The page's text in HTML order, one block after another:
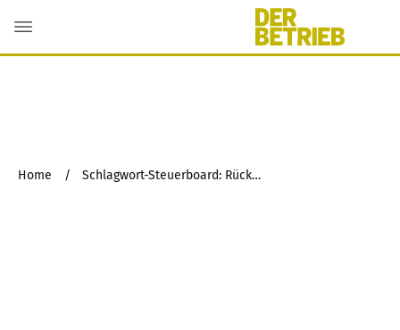
Home / Schlagwort-Steuerboard: Rückstellung